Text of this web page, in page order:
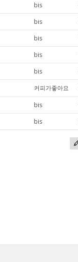
bis
bis
bis
bis
bis
커피가좋아요
bis
bis